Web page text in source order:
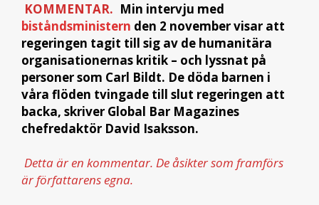
KOMMENTAR. Min intervju med
biståndsministern den 2 november visar att
regeringen tagit till sig av de humanitära
organisationernas kritik – och lyssnat på
personer som Carl Bildt. De döda barnen i
våra flöden tvingade till slut regeringen att
backa, skriver Global Bar Magazines
chefredaktör David Isaksson.
Detta är en kommentar. De åsikter som framförs
är författarens egna.